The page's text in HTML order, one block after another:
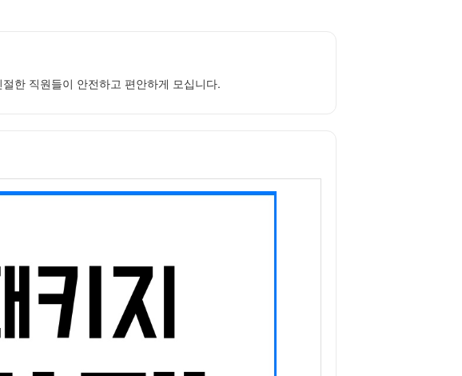
한 직원들이 안전하고 편안하게 모십니다.